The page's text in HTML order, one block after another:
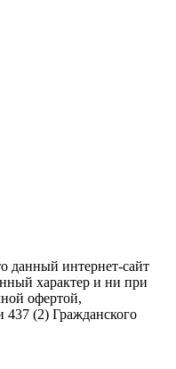
данный интернет-сайт
характер и ни при
офертой,
(2) Гражданского